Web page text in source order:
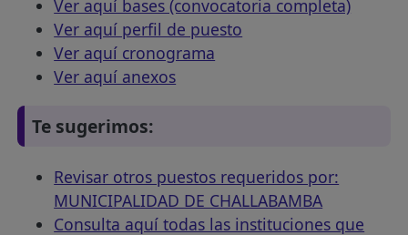
Ver aquí bases (convocatoria completa)
Ver aquí perfil de puesto
Ver aquí cronograma
Ver aquí anexos
Te sugerimos:
Revisar otros puestos requeridos por:
MUNICIPALIDAD DE CHALLABAMBA
Consulta aquí todas las instituciones que